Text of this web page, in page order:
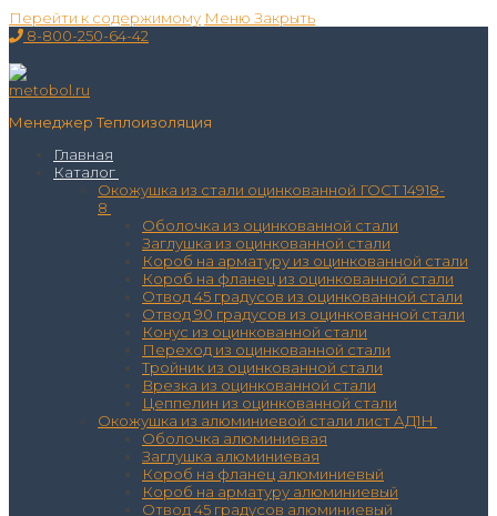
Перейти к содержимому Меню Закрыть
8-800-250-64-42
Менеджер Теплоизоляция
Главная
Каталог
Окожушка из стали оцинкованной ГОСТ 14918-
8
Оболочка из оцинкованной стали
Заглушка из оцинкованной стали
Короб на арматуру из оцинкованной стали
Короб на фланец из оцинкованной стали
Отвод 45 градусов из оцинкованной стали
Отвод 90 градусов из оцинкованной стали
Конус из оцинкованной стали
Переход из оцинкованной стали
Тройник из оцинкованной стали
Врезка из оцинкованной стали
Цеппелин из оцинкованной стали
Окожушка из алюминиевой стали лист АД1Н
Оболочка алюминиевая
Заглушка алюминиевая
Короб на фланец алюминиевый
Короб на арматуру алюминиевый
Отвод 45 градусов алюминиевый